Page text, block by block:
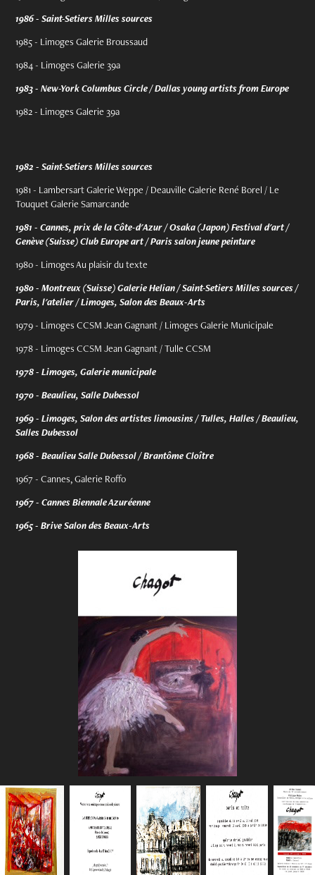
1986 - Saint-Setiers Milles sources
1985 - Limoges Galerie Broussaud
1984 - Limoges Galerie 39a
1983 - New-York Columbus Circle / Dallas young artists from Europe
1982 - Limoges Galerie 39a
1982 - Saint-Setiers Milles sources
1981 - Lambersart Galerie Weppe / Deauville Galerie René Borel / Le
Touquet Galerie Samarcande
1981 - Cannes, prix de la Côte-d'Azur / Osaka (Japon) Festival d'art /
Genève (Suisse) Club Europe art / Paris salon jeune peinture
1980 - Limoges Au plaisir du texte
1980 - Montreux (Suisse) Galerie Helian / Saint-Setiers Milles sources /
Paris, l'atelier / Limoges, Salon des Beaux-Arts
1979 - Limoges CCSM Jean Gagnant / Limoges Galerie Municipale
1978 - Limoges CCSM Jean Gagnant / Tulle CCSM
1978 - Limoges, Galerie municipale
1970 - Beaulieu, Salle Dubessol
1969 - Limoges, Salon des artistes limousins / Tulles, Halles / Beaulieu,
Salles Dubessol
1968 - Beaulieu Salle Dubessol / Brantôme Cloître
1967 - Cannes, Galerie Roffo
1967 - Cannes Biennale Azuréenne
1965 - Brive Salon des Beaux-Arts